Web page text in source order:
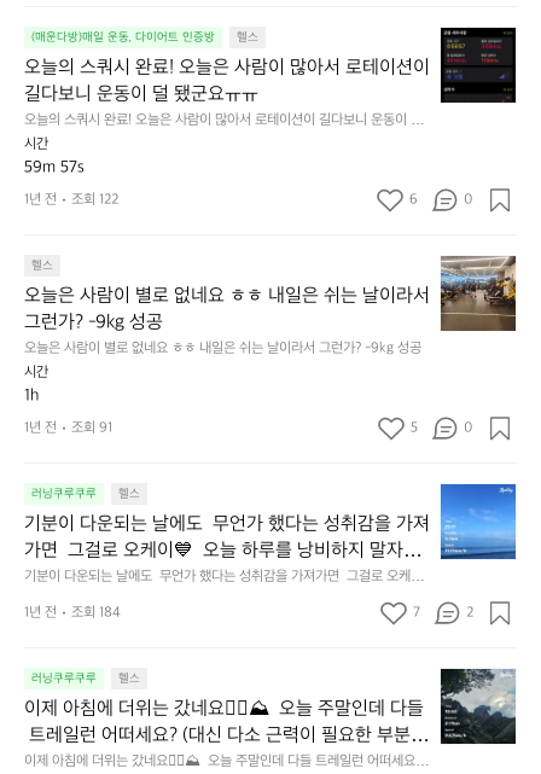
아
직
까
지
중
혼
하
기
어
려
들
같
해
보
자
🏃
매
했
네
요
형
님
턱
걸
이
ㅋ
에
하
니
매
우
힘
네
요
열
심
히
해
늘
도
💪
완
ㅎ
ㅎ
조
라
요
(매운다방)매일 운동, 다이어트 인증방 헬스
오늘의 스쿼시 완료! 오늘은 사람이 많아서 로테이션이
길다보니 운동이 덜 됐군요ㅠㅠ
오늘의 스쿼시 완료! 오늘은 사람이 많아서 로테이션이 길다보니 운동이 덜
됐군요ㅠㅠ
오
늘
의
스
료!
은
사
람
이
로
션
이
길
다
니
이
덜
됐
군
시간
59m 57s
1년 전 조회 122 6 0
헬스
오늘은 사람이 별로 없네요 ㅎㅎ 내일은 쉬는 날이라서
그런가? -9kg 성공
오늘은 사람이 별로 없네요 ㅎㅎ 내일은 쉬는 날이라서 그런가? -9kg 성공
오
늘
은
사
로
ㅎ
ㅎ
내
은
날
이
라
서
시간
1h
1년 전 조회 91 5 0
러닝쿠루쿠루 헬스
기분이 다운되는 날에도  무언가 했다는 성취감을 가져
가면  그걸로 오케이💙  오늘 하루를 낭비하지 말자고
다짐하며  뜁니다🏃🏻‍♀️‍➡️🏃🏻‍♀️‍➡️🏃🏻‍♀️‍➡️
기분이 다운되는 날에도  무언가 했다는 성취감을 가져가면  그걸로 오케이
분
이
다
되
에
도
무
언
1년 전 조회 184 7 2
러닝쿠루쿠루 헬스
이제 아침에 더위는 갔네요👍🏻⛰️  오늘 주말인데 다들
트레일런 어떠세요? (대신 다소 근력이 필요한 부분)
저는 출근하러 가보겠습니다 😆
이제 아침에 더위는 갔네요👍🏻⛰️  오늘 주말인데 다들 트레일런 어떠세요?
이
제
아
침